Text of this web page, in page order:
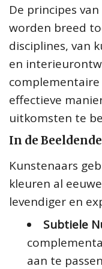
De principes
worden breed
disciplines, van
en
effectieve
uitkomsten te
In de
Kunstenaars
kleuren al
levendiger en
Subtiele
aan te